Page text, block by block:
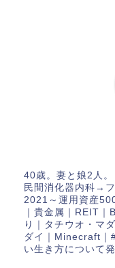
40歳。妻と娘2人
民間消化器内科→
2021～運用資産
｜貴金属｜REIT｜
り｜タチウオ・マ
ダイ｜Minecraft｜
い生き方について